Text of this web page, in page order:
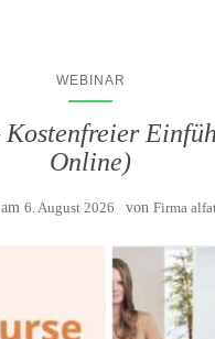
WEBINAR
Kostenfreier
Online)
6. August 2026 von Firma